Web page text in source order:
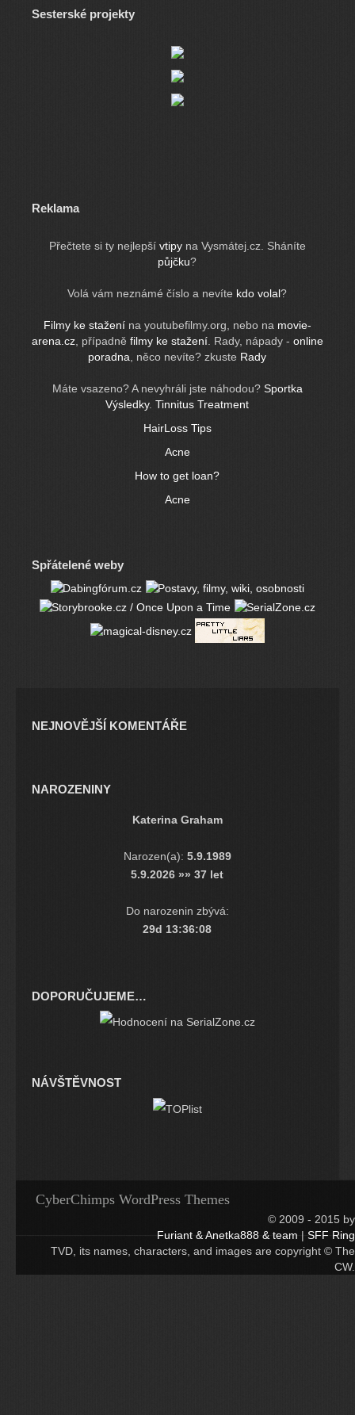
Sesterské projekty
Reklama
Přečtete si ty nejlepší vtipy na Vysmátej.cz. Sháníte
půjčku?
Volá vám neznámé číslo a nevíte kdo volal?
Filmy ke stažení na youtubefilmy.org, nebo na movie-
arena.cz , případně filmy ke stažení . Rady, nápady - online
poradna , něco nevíte? zkuste Rady
Máte vsazeno? A nevyhráli jste náhodou? Sportka
Výsledky.Tinnitus Treatment
HairLoss Tips
Acne
How to get loan?
Acne
Spřátelené weby
NEJNOVĚJŠÍ KOMENTÁŘE
NAROZENINY
Katerina Graham
Narozen(a): 5.9.1989
5.9.2026 »» 37 let
Do narozenin zbývá:
29d 13:36:08
DOPORUČUJEME…
NÁVŠTĚVNOST
CyberChimps WordPress Themes
© 2009 - 2015 by
Furiant & Anetka888 & team | SFF Ring
TVD, its names, characters, and images are copyright © The
CW.